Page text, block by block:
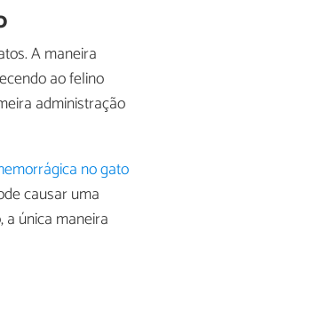
A maneira
ao felino
administração
no gato
causar uma
única maneira